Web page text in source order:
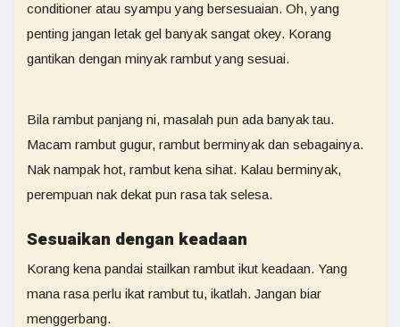
conditioner atau syampu yang bersesuaian. Oh, yang
penting jangan letak gel banyak sangat okey. Korang
gantikan dengan minyak rambut yang sesuai.
Bila rambut panjang ni, masalah pun ada banyak tau.
Macam rambut gugur, rambut berminyak dan sebagainya.
Nak nampak hot, rambut kena sihat. Kalau berminyak,
perempuan nak dekat pun rasa tak selesa.
Sesuaikan dengan keadaan
Korang kena pandai stailkan rambut ikut keadaan. Yang
mana rasa perlu ikat rambut tu, ikatlah. Jangan biar
menggerbang.